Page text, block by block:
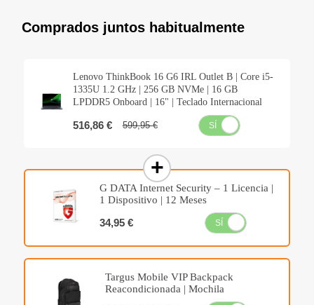
Comprados juntos habitualmente
Lenovo ThinkBook 16 G6 IRL Outlet B | Core i5-
1335U 1.2 GHz | 256 GB NVMe | 16 GB
LPDDR5 Onboard | 16" | Teclado Internacional
516,86 € 599,95 € SÍ
G DATA Internet Security – 1 Licencia |
1 Dispositivo | 12 Meses
34,95 € SÍ
Targus Mobile VIP Backpack
Reacondicionada | Mochila